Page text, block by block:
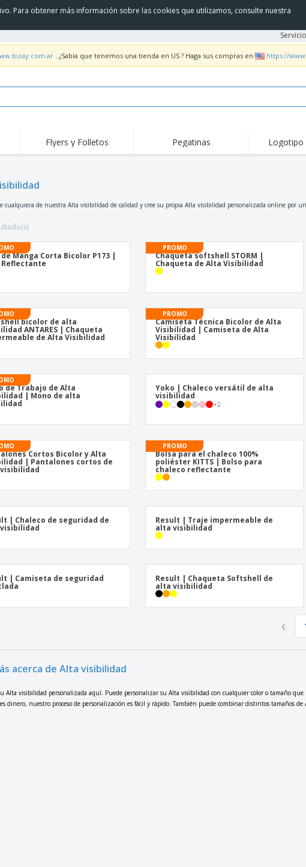
Para obtener más información sobre las cookies que utilizamos, consulte nuestra
. ¿Sabía que tenemos una tienda en US ? Haga sus compras en https://
Flyers y Folletos Pegatinas Logotipo
cualquiera de nuestra Alta visibilidad de calidad y cree su propia Alta visibilidad personalizada online por
Manga Corta Bicolor P173 |
Reflectante
PROMO
Chaqueta softshell STORM |
Chaqueta de Alta Visibilidad
bicolor de alta
ANTARES | Chaqueta
de Alta Visibilidad
PROMO
Camiseta Técnica Bicolor de Alta
Visibilidad | Camiseta de Alta
Visibilidad
de Trabajo de Alta
| Mono de alta
Yoko | Chaleco versátil de alta
visibilidad
+2
Cortos Bicolor y Alta
| Pantalones cortos de
PROMO
Bolsa para el chaleco 100%
poliéster KITTS | Bolso para
chaleco reflectante
| Chaleco de seguridad de Result | Traje impermeable de
alta visibilidad
| Camiseta de seguridad Result | Chaqueta Softshell de
alta visibilidad
‹
acerca de Alta visibilidad
Alta visibilidad personalizada aquí. Puede personalizar su Alta visibilidad con cualquier color o tamaño
dinero, nuestro proceso de personalización es fácil y rápido. También puede combinar distintos tamaños